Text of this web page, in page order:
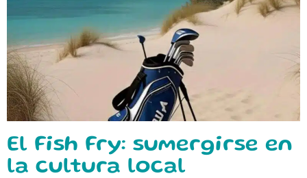
El Fish Fry: sumergirse en
la cultura local